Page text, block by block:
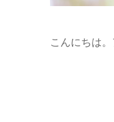
こんにちは